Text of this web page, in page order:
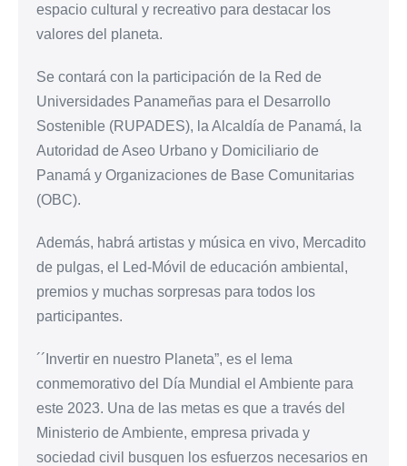
espacio cultural y recreativo para destacar los
valores del planeta.
Se contará con la participación de la Red de
Universidades Panameñas para el Desarrollo
Sostenible (RUPADES), la Alcaldía de Panamá, la
Autoridad de Aseo Urbano y Domiciliario de
Panamá y Organizaciones de Base Comunitarias
(OBC).
Además, habrá artistas y música en vivo, Mercadito
de pulgas, el Led-Móvil de educación ambiental,
premios y muchas sorpresas para todos los
participantes.
´´Invertir en nuestro Planeta”, es el lema
conmemorativo del Día Mundial el Ambiente para
este 2023. Una de las metas es que a través del
Ministerio de Ambiente, empresa privada y
sociedad civil busquen los esfuerzos necesarios en